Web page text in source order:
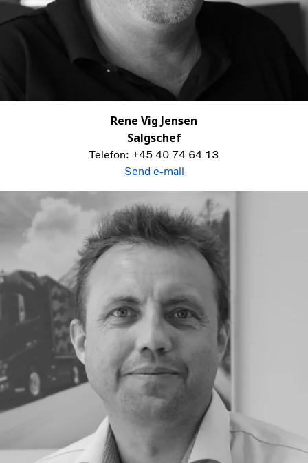
Rene Vig Jensen
Salgschef
Telefon: +45 40 74 64 13
Send e-mail